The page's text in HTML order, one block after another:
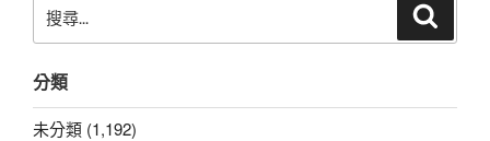
尋
鍵
字:
分類
未分類 (1,192)